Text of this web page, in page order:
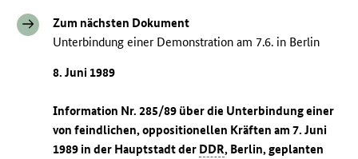
Zum nächsten Dokument
Unterbindung einer Demonstration am 7.6. in Berlin
8. Juni 1989
Information Nr. 285/89 über die Unterbindung einer
von feindlichen, oppositionellen Kräften am 7. Juni
1989 in der Hauptstadt der DDR, Berlin, geplanten